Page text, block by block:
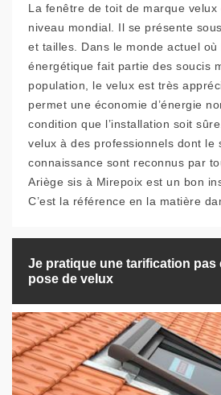
La fenêtre de toit de marque velux
niveau mondial. Il se présente
et tailles. Dans le monde actuel
énergétique fait partie des soucis
population, le velux est très
permet une économie d’énergie
condition que l’installation soit
velux à des professionnels dont le
connaissance sont reconnus par
Ariège sis à Mirepoix est un bon
C’est la référence en la matière
Je pratique une tarification pas
pose de velux